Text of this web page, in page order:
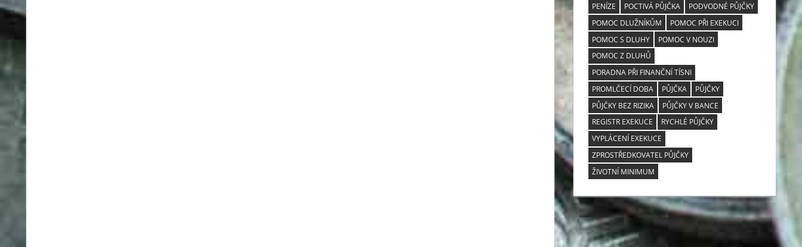
PENÍZE
POCTIVÁ PŮJČKA
PODVODNÉ PŮJČKY
POMOC DLUŽNÍKŮM
POMOC PŘI EXEKUCI
POMOC S DLUHY
POMOC V NOUZI
POMOC Z DLUHŮ
PORADNA PŘI FINANČNÍ TÍSNI
PROMLČECÍ DOBA
PŮJČKA
PŮJČKY
PŮJČKY BEZ RIZIKA
PŮJČKY V BANCE
REGISTR EXEKUCE
RYCHLÉ PŮJČKY
VYPLÁCENÍ EXEKUCE
ZPROSTŘEDKOVATEL PŮJČKY
ŽIVOTNÍ MINIMUM